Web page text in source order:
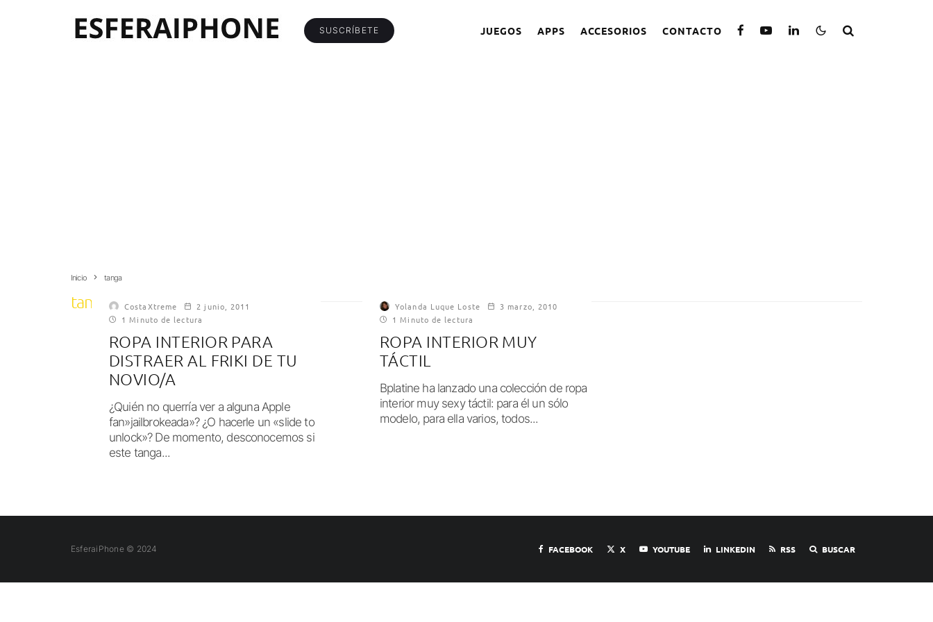
SUSCRÍBETE JUEGOS APPS ACCESORIOS CONTACTO
Inicio tanga
tanga CostaXtreme
2 junio, 2011
1 Minuto de lectura
ROPA INTERIOR PARA
DISTRAER AL FRIKI DE TU
NOVIO/A
¿Quién no querría ver a alguna Apple
fan»jailbrokeada»? ¿O hacerle un «slide to
unlock»? De momento, desconocemos si
este tanga...
Yolanda Luque Loste
3 marzo, 2010
1 Minuto de lectura
ROPA INTERIOR MUY
TÁCTIL
Bplatine ha lanzado una colección de ropa
interior muy sexy táctil: para él un sólo
modelo, para ella varios, todos...
EsferaiPhone © 2024 FACEBOOK X YOUTUBE LINKEDIN RSS BUSCAR